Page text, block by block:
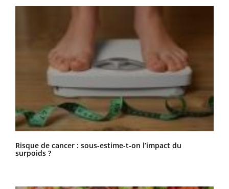
Risque de cancer : sous-estime-t-on l’impact du
surpoids ?